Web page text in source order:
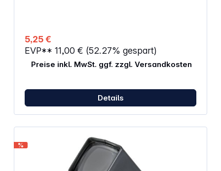
5,25 €
EVP** 11,00 € (52.27% gespart)
Preise inkl. MwSt. ggf. zzgl. Versandkosten
Details
%